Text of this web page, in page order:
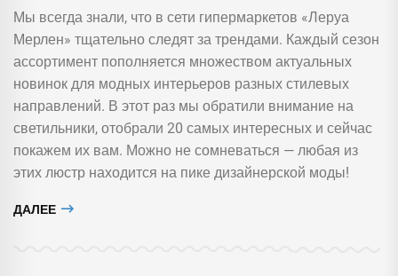
Мы всегда знали, что в сети гипермаркетов «Леруа
Мерлен» тщательно следят за трендами. Каждый сезон
ассортимент пополняется множеством актуальных
новинок для модных интерьеров разных стилевых
направлений. В этот раз мы обратили внимание на
светильники, отобрали 20 самых интересных и сейчас
покажем их вам. Можно не сомневаться — любая из
этих люстр находится на пике дизайнерской моды!
ДАЛЕЕ